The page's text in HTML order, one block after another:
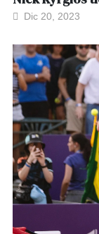
Dic 20, 2023